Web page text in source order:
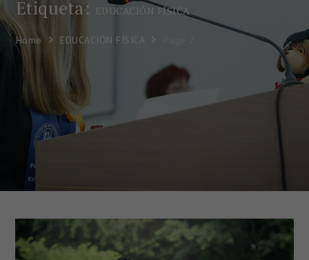
Etiqueta: EDUCACIÓN FÍSICA
Home EDUCACIÓN FÍSICA